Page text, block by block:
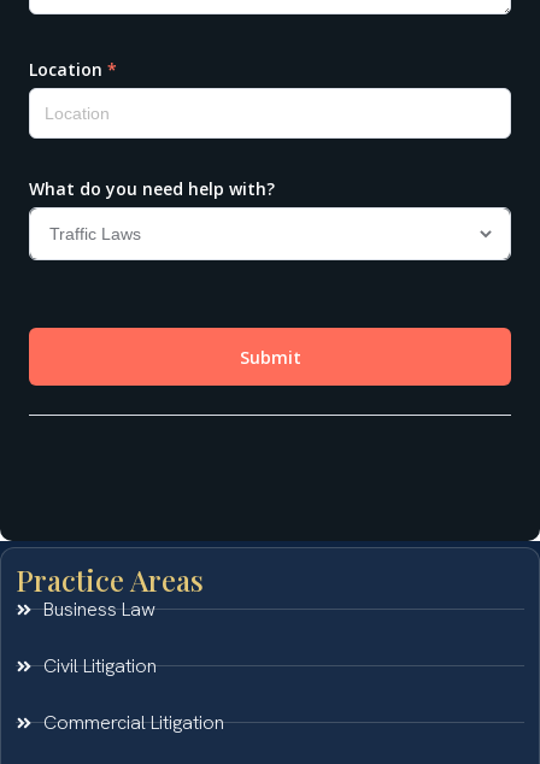
Practice Areas
Business Law
Civil Litigation
Commercial Litigation